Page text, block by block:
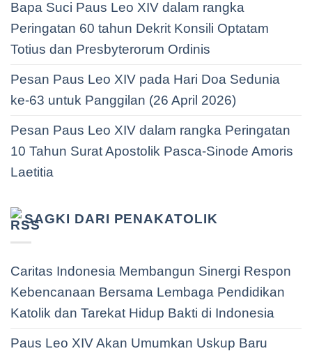
Bapa Suci Paus Leo XIV dalam rangka
Peringatan 60 tahun Dekrit Konsili Optatam
Totius dan Presbyterorum Ordinis
Pesan Paus Leo XIV pada Hari Doa Sedunia
ke-63 untuk Panggilan (26 April 2026)
Pesan Paus Leo XIV dalam rangka Peringatan
10 Tahun Surat Apostolik Pasca-Sinode Amoris
Laetitia
SAGKI DARI PENAKATOLIK
Caritas Indonesia Membangun Sinergi Respon
Kebencanaan Bersama Lembaga Pendidikan
Katolik dan Tarekat Hidup Bakti di Indonesia
Paus Leo XIV Akan Umumkan Uskup Baru